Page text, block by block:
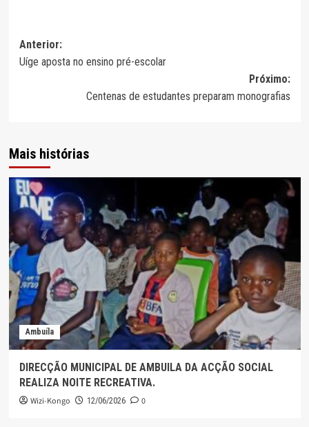
Navegação
de
Anterior:
Uíge aposta no ensino pré-escolar
Próximo:
Centenas de estudantes preparam monografias
Mais histórias
Ambuíla
DIRECÇÃO MUNICIPAL DE AMBUILA DA ACÇÃO SOCIAL
REALIZA NOITE RECREATIVA.
Wizi-Kongo 12/06/2026 0